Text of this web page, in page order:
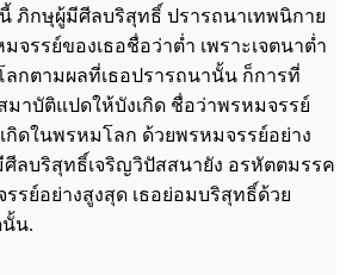
ภิกษุผู้มีศีลบริสุทธิ์ ปรารถนาเทพนิกาย
จรรย์ของเธอชื่อว่าต่ำ เพราะเจตนาต่ำ
ลกตามผลที่เธอปรารถนานั้น ก็การที่
าบัติแปดให้บังเกิด ชื่อว่าพรหมจรรย์
กิดในพรหมโลก ด้วยพรหมจรรย์อย่าง
ลบริสุทธิ์เจริญวิปัสสนายัง อรหัตตมรรค
รย์อย่างสูงสุด เธอย่อมบริสุทธิ์ด้วย
นั้น.